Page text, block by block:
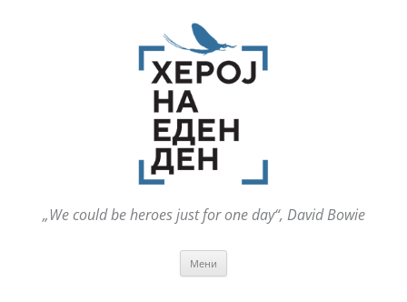
„We could be heroes just for one day“, David Bowie
Мени